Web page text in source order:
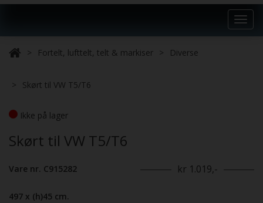
Fortelt, lufttelt, telt & markiser Diverse
Skørt til VW T5/T6
Ikke på lager
Skørt til VW T5/T6
Vare nr. C915282 kr 1.019,-
497 x (h)45 cm.